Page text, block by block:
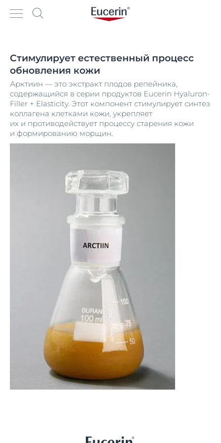
Стимулирует естественный процесс
обновления кожи
Арктиин — это экстракт плодов репейника,
содержащийся в серии продуктов Eucerin Hyaluron-
Filler + Elasticity. Этот компонент стимулирует синтез
коллагена клетками кожи, укрепляет
их и противодействует процессу старения кожи
и формированию морщин.